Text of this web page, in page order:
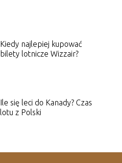
Kiedy najlepiej kupować
bilety lotnicze Wizzair?
Ile się leci do Kanady? Czas
lotu z Polski